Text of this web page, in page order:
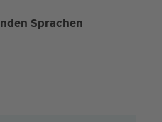
Sprachen